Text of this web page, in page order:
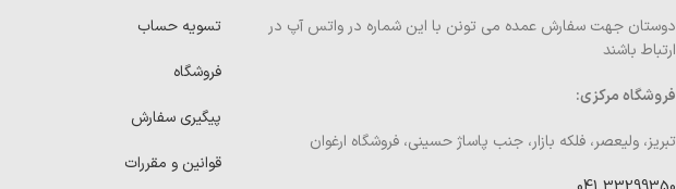
دوستان جهت سفارش عمده می تونن با این شماره در واتس آپ در
ارتباط باشند
فروشگاه مرکزی:
تبریز، ولیعصر، فلکه بازار، جنب پاساژ حسینی، فروشگاه ارغوان
تسویه حساب
فروشگاه
پیگیری سفارش
قوانین و مقررات